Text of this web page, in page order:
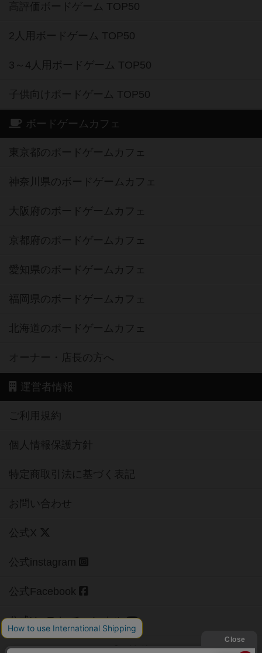
高評価ボードゲーム TOP50
2人用ボードゲーム TOP50
3～4人用ボードゲーム TOP50
子供向けボードゲーム TOP50
ボードゲームカフェ
東京都のボードゲームカフェ
神奈川県のボードゲームカフェ
大阪府のボードゲームカフェ
京都府のボードゲームカフェ
愛知県のボードゲームカフェ
福岡県のボードゲームカフェ
北海道のボードゲームカフェ
オーナー・店長の方へ
運営者情報
ご利用規約
個人情報保護方針
特定商取引法に基づく表記
お問い合わせ
公式X
公式instagram
公式Facebook
公式YouTubeチャンネル
Copyright (c)